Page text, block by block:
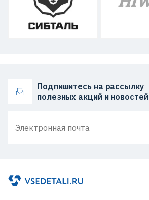
Подпишитесь на рассылку
полезных акций и новостей